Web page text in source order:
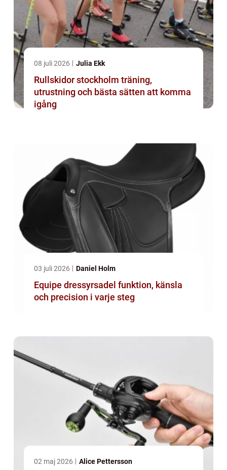
08 juli 2026 Julia Ekk
Rullskidor stockholm träning,
utrustning och bästa sätten att komma
igång
03 juli 2026 Daniel Holm
Equipe dressyrsadel funktion, känsla
och precision i varje steg
02 maj 2026 Alice Pettersson